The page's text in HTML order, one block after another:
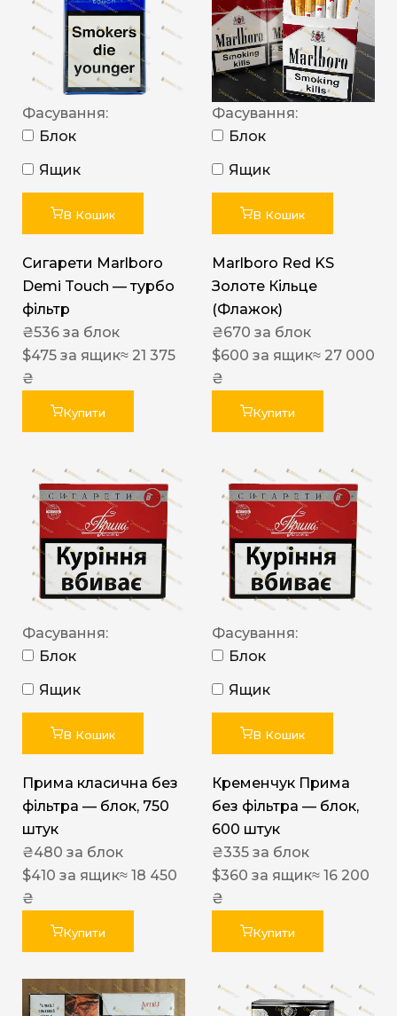
Фасування:
Блок
Ящик
В Кошик
Сигарети Marlboro
Demi Touch — турбо
фільтр
₴536 за блок
$475 за ящик≈ 21 375
₴
Купити
Фасування:
Блок
Ящик
В Кошик
Marlboro Red KS
Золоте Кільце
(Флажок)
₴670 за блок
$600 за ящик≈ 27 000
₴
Купити
Фасування:
Блок
Ящик
В Кошик
Прима класична без
фільтра — блок, 750
штук
₴480 за блок
$410 за ящик≈ 18 450
₴
Купити
Фасування:
Блок
Ящик
В Кошик
Кременчук Прима
без фільтра — блок,
600 штук
₴335 за блок
$360 за ящик≈ 16 200
₴
Купити